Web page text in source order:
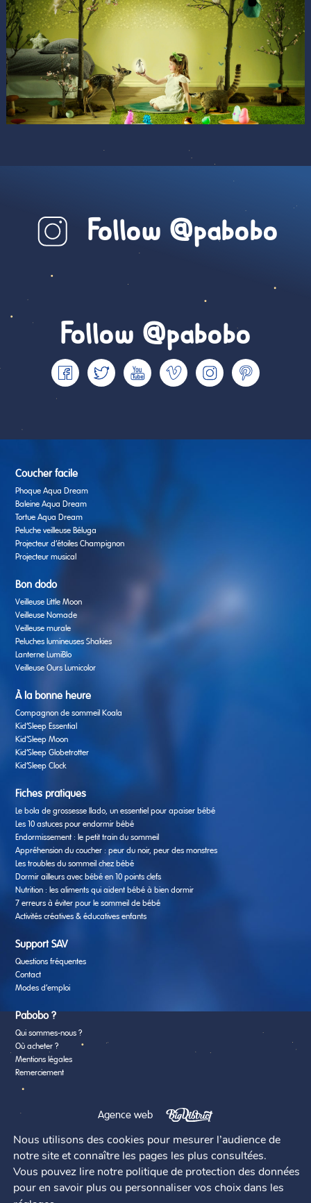
Follow @pabobo
Follow @pabobo
Coucher facile
Phoque Aqua Dream
Baleine Aqua Dream
Tortue Aqua Dream
Peluche veilleuse Béluga
Projecteur d’étoiles Champignon
Projecteur musical
Bon dodo
Veilleuse Little Moon
Veilleuse Nomade
Veilleuse murale
Peluches lumineuses Shakies
Lanterne LumiBlo
Veilleuse Ours Lumicolor
À la bonne heure
Compagnon de sommeil Koala
Kid’Sleep Essential
Kid’Sleep Moon
Kid’Sleep Globetrotter
Kid’Sleep Clock
Fiches pratiques
Le bola de grossesse Ilado, un essentiel pour apaiser bébé
Les 10 astuces pour endormir bébé
Endormissement : le petit train du sommeil
Appréhension du coucher : peur du noir, peur des monstres
Les troubles du sommeil chez bébé
Dormir ailleurs avec bébé en 10 points clefs
Nutrition : les aliments qui aident bébé à bien dormir
7 erreurs à éviter pour le sommeil de bébé
Activités créatives & éducatives enfants
Support SAV
Questions fréquentes
Contact
Modes d’emploi
Pabobo ?
Qui sommes-nous ?
Où acheter ?
Mentions légales
Remerciement
Agence web
@2026 - Pabobo
Nous utilisons des cookies pour mesurer l’audience de
notre site et connaître les pages les plus consultées.
Vous pouvez lire notre politique de protection des données
pour en savoir plus ou personnaliser vos choix dans les